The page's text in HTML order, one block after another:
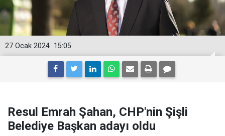
15:05
27 Ocak 2024
Resul Emrah Şahan, CHP'nin Şişli
Belediye Başkan adayı oldu